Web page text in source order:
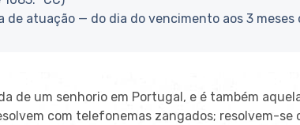
de atuação — do dia do vencimento aos 3 meses
de um senhorio em Portugal, e é também
com telefonemas zangados; resolvem-se